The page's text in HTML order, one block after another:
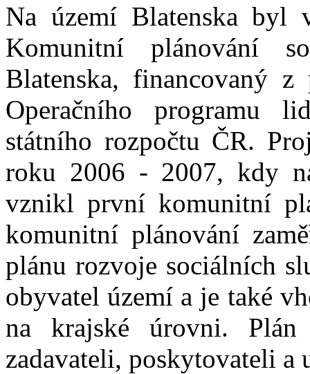
Na území Blatenska byl
Komunitní plánování
Blatenska, financovaný z
Operačního programu
státního rozpočtu ČR.
roku 2006 - 2007, kdy
vznikl první komunitní
komunitní plánování
plánu rozvoje sociálních
obyvatel území a je také
na krajské úrovni. Plán
zadavateli, poskytovateli a